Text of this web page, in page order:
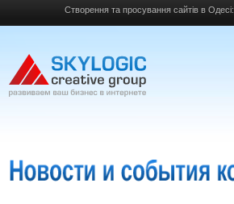
Створення та просування сайтів в Одесі: